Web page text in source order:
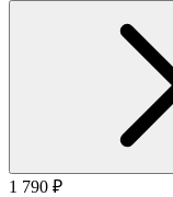
1 790 ₽